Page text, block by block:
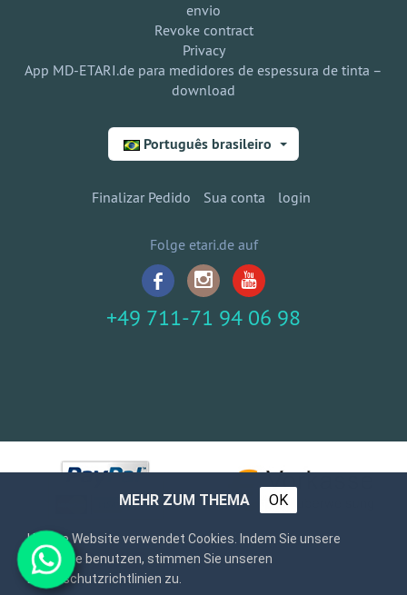
envio
Revoke contract
Privacy
App MD-ETARI.de para medidores de espessura de tinta –
download
Português brasileiro
Finalizar Pedido Sua conta login
Folge etari.de auf
+49 711-71 94 06 98
MEHR ZUM THEMA OK
Unsere Website verwendet Cookies. Indem Sie unsere
Webseite benutzen, stimmen Sie unseren
Datenschutzrichtlinien zu.